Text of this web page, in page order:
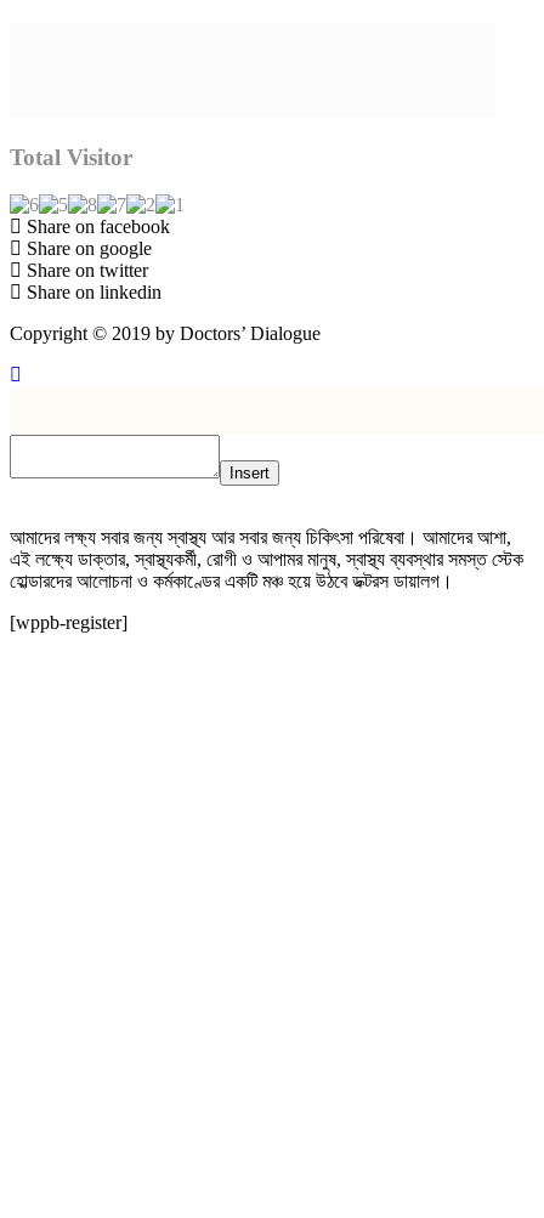
Total Visitor
Share on facebook
Share on google
Share on twitter
Share on linkedin
Copyright © 2019 by Doctors’ Dialogue
Insert
আমাদের লক্ষ্য সবার জন্য স্বাস্থ্য আর সবার জন্য চিকিৎসা পরিষেবা। আমাদের আশা,
এই লক্ষ্যে ডাক্তার, স্বাস্থ্যকর্মী, রোগী ও আপামর মানুষ, স্বাস্থ্য ব্যবস্থার সমস্ত স্টেক
হোল্ডারদের আলোচনা ও কর্মকাণ্ডের একটি মঞ্চ হয়ে উঠবে ডক্টরস ডায়ালগ।
[wppb-register]